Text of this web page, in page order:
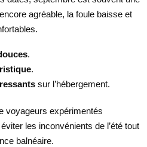
agréable, la foule baisse et
.
.
sur l’hébergement.
voyageurs expérimentés
les inconvénients de l’été tout
balnéaire.